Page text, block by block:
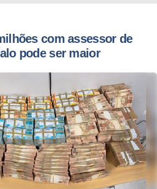
com assessor de
pode ser maior